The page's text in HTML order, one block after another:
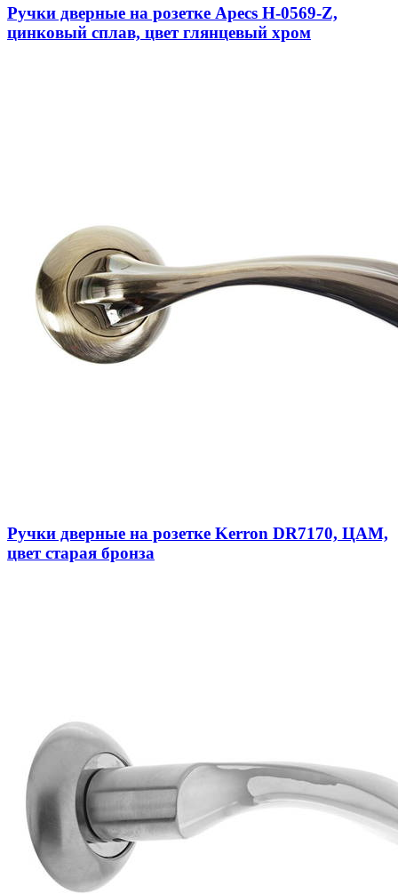
Ручки дверные на розетке Apecs H-0569-Z,
цинковый сплав, цвет глянцевый хром
Ручки дверные на розетке Kerron DR7170, ЦАМ,
цвет старая бронза